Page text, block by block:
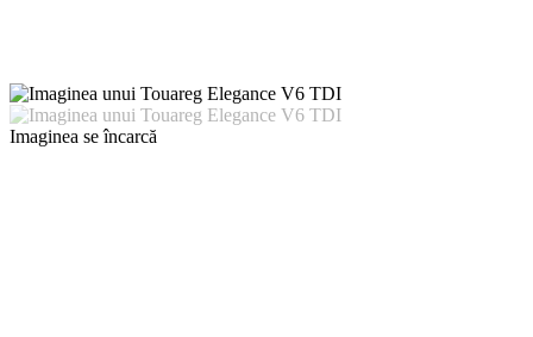
Imaginea se încarcă